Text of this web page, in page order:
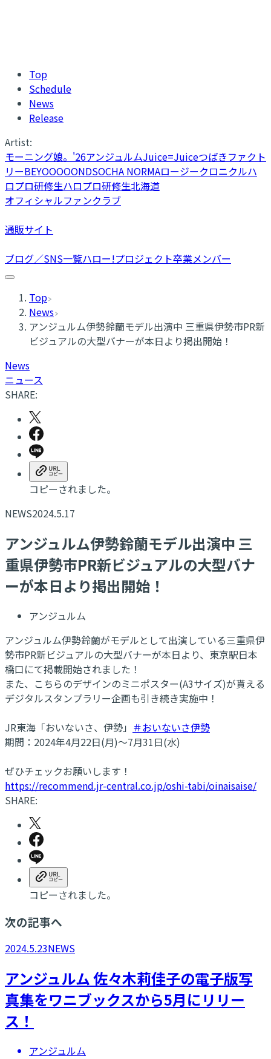
Top
Schedule
News
Release
Artist:
モーニング娘。'26アンジュルムJuice=Juiceつばきファクト
リーBEYOOOOONDSOCHA NORMAロージークロニクルハ
ロプロ研修生ハロプロ研修生北海道
オフィシャルファンクラブ
通販サイト
ブログ／SNS一覧ハロー!プロジェクト卒業メンバー
Top
News
アンジュルム伊勢鈴蘭モデル出演中 三重県伊勢市PR新
ビジュアルの大型バナーが本日より掲出開始！
News
ニュース
SHARE:
コピーされました。
NEWS2024.5.17
アンジュルム伊勢鈴蘭モデル出演中 三
重県伊勢市PR新ビジュアルの大型バナ
ーが本日より掲出開始！
アンジュルム
アンジュルム伊勢鈴蘭がモデルとして出演している三重県伊
勢市PR新ビジュアルの大型バナーが本日より、東京駅日本
橋口にて掲載開始されました！
また、こちらのデザインのミニポスター(A3サイズ)が貰える
デジタルスタンプラリー企画も引き続き実施中！
JR東海「おいないさ、伊勢」 ＃おいないさ伊勢
期間：2024年4月22日(月)～7月31日(水)
ぜひチェックお願いします！
https://recommend.jr-central.co.jp/oshi-tabi/oinaisaise/
SHARE:
コピーされました。
次の記事へ
2024.5.23NEWS
アンジュルム 佐々木莉佳子の電子版写
真集をワニブックスから5月にリリー
ス！
アンジュルム